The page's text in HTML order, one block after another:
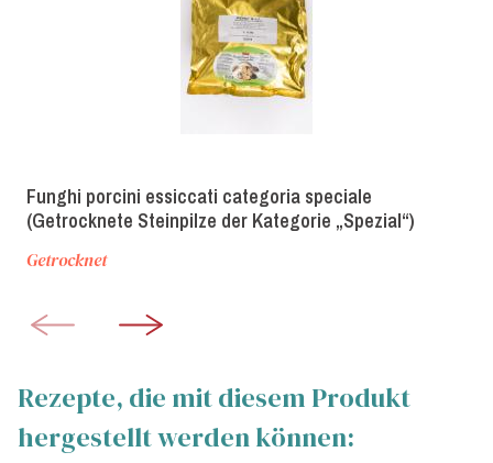
Funghi porcini essiccati categoria speciale
(Getrocknete Steinpilze der Kategorie „Spezial“)
Getrocknet
Rezepte, die mit diesem Produkt
hergestellt werden können: